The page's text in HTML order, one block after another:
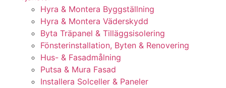
Hyra & Montera Byggställning
Hyra & Montera Väderskydd
Byta Träpanel & Tilläggsisolering
Fönsterinstallation, Byten & Renovering
Hus- & Fasadmålning
Putsa & Mura Fasad
Installera Solceller & Paneler